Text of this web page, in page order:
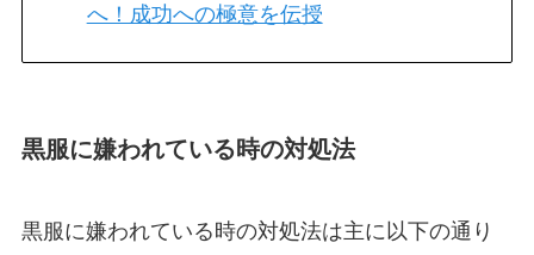
へ！成功への極意を伝授
黒服に嫌われている時の対処法
黒服に嫌われている時の対処法は主に以下の通り